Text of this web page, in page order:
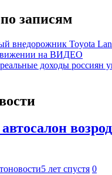
записям
внедорожник Toyota
на ВИДЕО
доходы россиян
5 лет спустя 0